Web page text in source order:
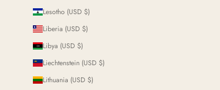
Lesotho (USD $)
Liberia (USD $)
Libya (USD $)
Liechtenstein (USD $)
Lithuania (USD $)